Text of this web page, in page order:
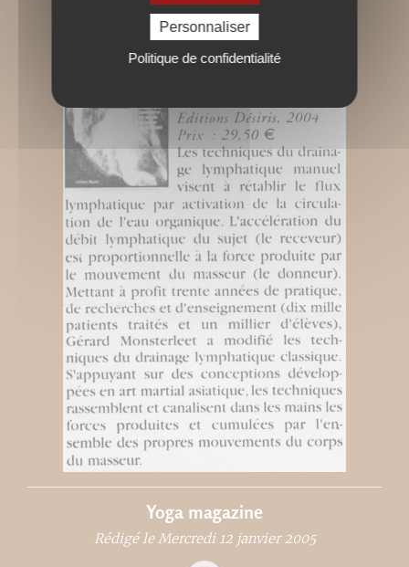
Yoga magazine
Rédigé le Mercredi 12 janvier 2005
Personnaliser
Politique de confidentialité